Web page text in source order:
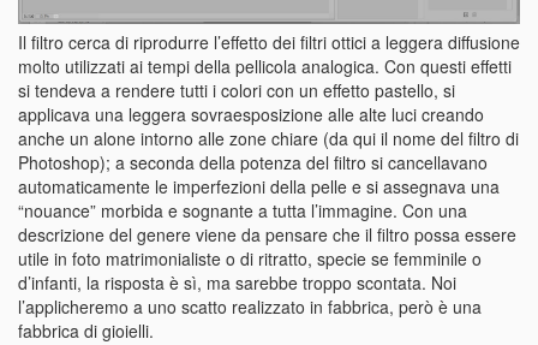
Il filtro cerca di riprodurre l’effetto dei filtri ottici a leggera diffusione
molto utilizzati ai tempi della pellicola analogica. Con questi effetti
si tendeva a rendere tutti i colori con un effetto pastello, si
applicava una leggera sovraesposizione alle alte luci creando
anche un alone intorno alle zone chiare (da qui il nome del filtro di
Photoshop); a seconda della potenza del filtro si cancellavano
automaticamente le imperfezioni della pelle e si assegnava una
“nouance” morbida e sognante a tutta l’immagine. Con una
descrizione del genere viene da pensare che il filtro possa essere
utile in foto matrimonialiste o di ritratto, specie se femminile o
d’infanti, la risposta è sì, ma sarebbe troppo scontata. Noi
l’applicheremo a uno scatto realizzato in fabbrica, però è una
fabbrica di gioielli.